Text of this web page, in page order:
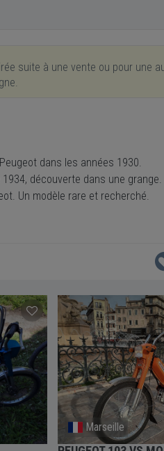
suite à une vente ou pour une
dans les années 1930.
découverte dans une
Un modèle rare et recherché.
Marseille